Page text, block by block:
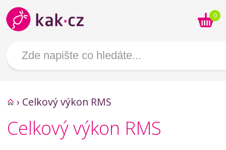
0
› Celkový výkon RMS
Celkový výkon RMS